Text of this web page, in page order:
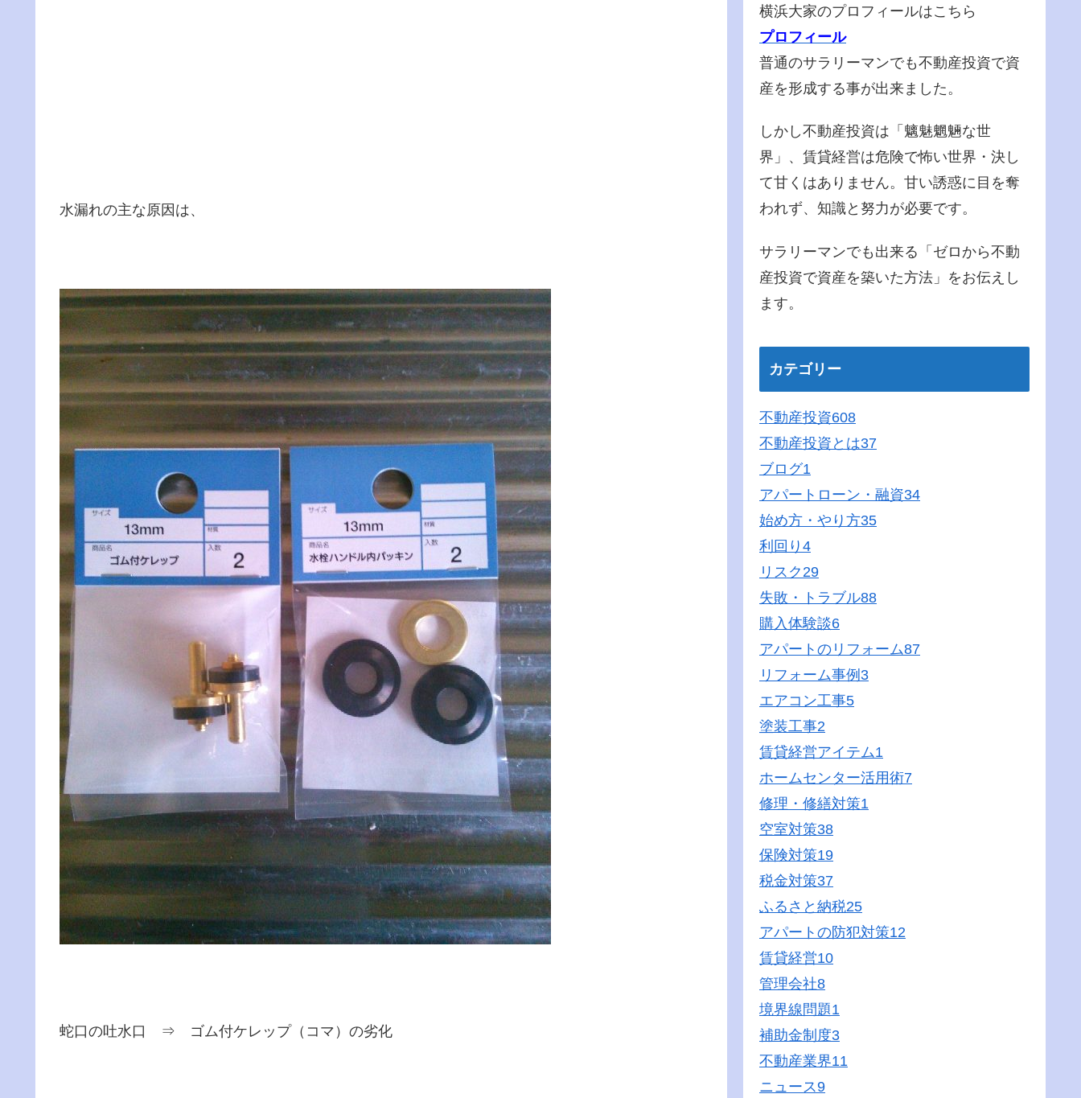
水漏れの主な原因は、
蛇口の吐水口 ⇒ ゴム付ケレップ（コマ）の劣化
横浜大家のプロフィールはこちら
プロフィール
普通のサラリーマンでも不動産投資で資
産を形成する事が出来ました。
しかし不動産投資は「魑魅魍魎な世
界」、賃貸経営は危険で怖い世界・決し
て甘くはありません。甘い誘惑に目を奪
われず、知識と努力が必要です。
サラリーマンでも出来る「ゼロから不動
産投資で資産を築いた方法」をお伝えし
ます。
カテゴリー
不動産投資608
不動産投資とは37
ブログ1
アパートローン・融資34
始め方・やり方35
利回り 4
リスク 29
失敗・トラブル88
購入体験談6
アパートのリフォーム87
リフォーム事例 3
エアコン工事5
塗装工事2
賃貸経営アイテム1
ホームセンター活用術7
修理・修繕対策1
空室対策38
保険対策19
税金対策37
ふるさと納税25
アパートの防犯対策12
賃貸経営10
管理会社8
境界線問題1
補助金制度3
不動産業界11
ニュース9